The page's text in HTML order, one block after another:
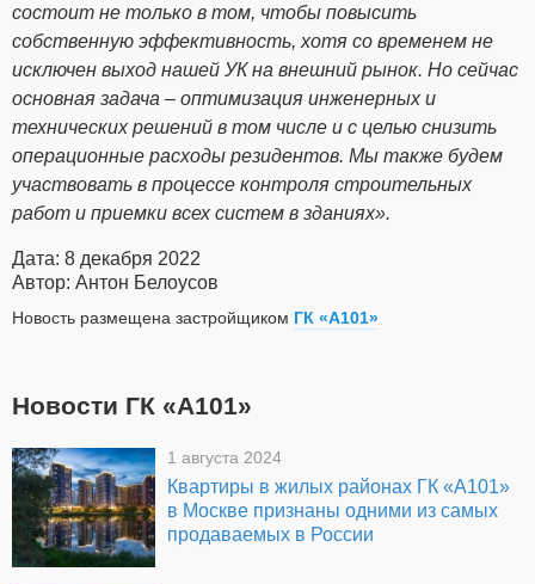
состоит не только в том, чтобы повысить
собственную эффективность, хотя со временем не
исключен выход нашей УК на внешний рынок. Но сейчас
основная задача – оптимизация инженерных и
технических решений в том числе и с целью снизить
операционные расходы резидентов. Мы также будем
участвовать в процессе контроля строительных
работ и приемки всех систем в зданиях».
Дата: 8 декабря 2022
Автор: Антон Белоусов
Новость размещена застройщиком ГК «А101»
Новости ГК «А101»
1 августа 2024
Квартиры в жилых районах ГК «А101»
в Москве признаны одними из самых
продаваемых в России